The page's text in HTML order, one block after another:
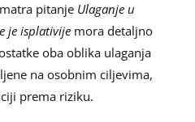
pitanje Ulaganje u
je isplativijemora detaljno
oba oblika ulaganja
na osobnim ciljevima,
prema riziku.